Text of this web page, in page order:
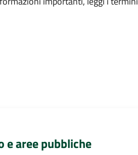
e aree pubbliche